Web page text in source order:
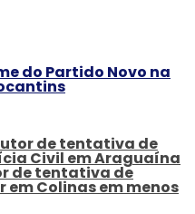
do Partido Novo na
de tentativa de
Civil em Araguaína
de tentativa de
Colinas em menos